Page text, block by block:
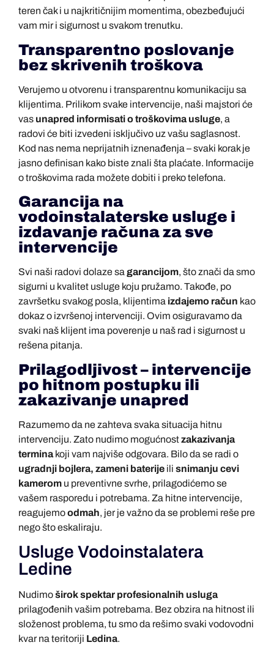
teren čak i u najkritičnijim momentima, obezbeđujući
vam mir i sigurnost u svakom trenutku.
Transparentno poslovanje
bez skrivenih troškova
Verujemo u otvorenu i transparentnu komunikaciju sa
klijentima. Prilikom svake intervencije, naši majstori će
vas unapred informisati o troškovima usluge, a
radovi će biti izvedeni isključivo uz vašu saglasnost.
Kod nas nema neprijatnih iznenađenja – svaki korak je
jasno definisan kako biste znali šta plaćate. Informacije
o troškovima rada možete dobiti i preko telefona.
Garancija na
vodoinstalaterske usluge i
izdavanje računa za sve
intervencije
Svi naši radovi dolaze sa garancijom, što znači da smo
sigurni u kvalitet usluge koju pružamo. Takođe, po
završetku svakog posla, klijentima izdajemo račun kao
dokaz o izvršenoj intervenciji. Ovim osiguravamo da
svaki naš klijent ima poverenje u naš rad i sigurnost u
rešena pitanja.
Prilagodljivost – intervencije
po hitnom postupku ili
zakazivanje unapred
Razumemo da ne zahteva svaka situacija hitnu
intervenciju. Zato nudimo mogućnostzakazivanja
terminakoji vam najviše odgovara. Bilo da se radi o
ugradnji bojlera, zameni baterije ili snimanju cevi
kamerom u preventivne svrhe, prilagodićemo se
vašem rasporedu i potrebama. Za hitne intervencije,
reagujemoodmah, jer je važno da se problemi reše pre
nego što eskaliraju.
Usluge Vodoinstalatera
Ledine
Nudimoširok spektar profesionalnih usluga
prilagođenih vašim potrebama. Bez obzira na hitnost ili
složenost problema, tu smo da rešimo svaki vodovodni
kvar na teritoriji Ledina.